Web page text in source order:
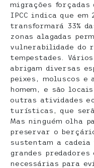
migrações forçadas
IPCC indica que em
transformará 33%
zonas alagadas
vulnerabilidade do
tempestades.
abrigam diversas
peixes, moluscos e
homem, e são
outras atividades
turísticas, que
Mas ninguém olha
preservar o
sustentam a
grandes predadores
necessárias para